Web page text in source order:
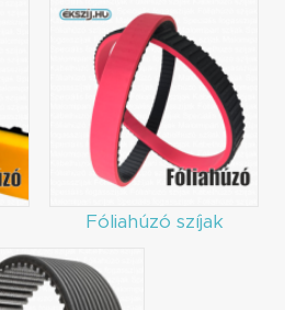
Fóliahúzó szíjak